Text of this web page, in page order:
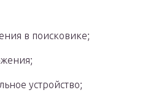
в поисковике;
устройство;